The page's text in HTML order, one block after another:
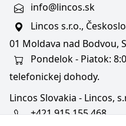
info@lincos.sk
Lincos s.r.o.,
01 Moldava nad Bodvou,
Pondelok - Piatok:
telefonickej dohody.
Lincos Slovakia - Lincos,
+421 915 155 468